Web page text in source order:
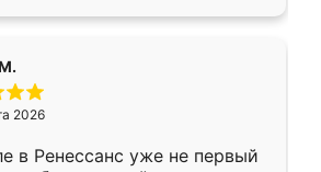
2026
в Ренессанс уже не первый